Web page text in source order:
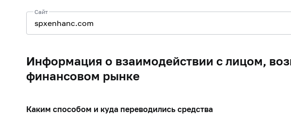
Сайт
Информация о взаимодействии с лицом,
финансовом рынке
Каким способом и куда переводились средства